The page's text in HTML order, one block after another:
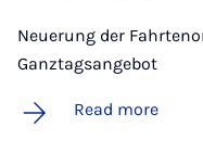
Neuerung der
Ganztagsangebot
Read more